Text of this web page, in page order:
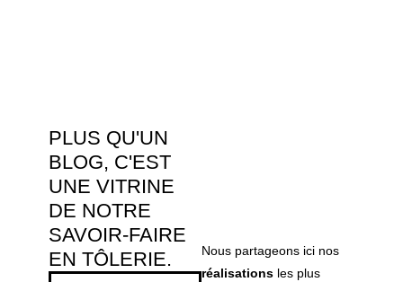
PLUS QU'UN
BLOG, C'EST
UNE VITRINE
DE NOTRE
SAVOIR-FAIRE
EN TÔLERIE.
Nous partageons ici nos
réalisations les plus